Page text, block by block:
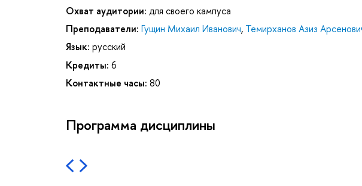
Охват аудитории: для своего кампуса
Преподаватели: Гущин Михаил Иванович, Темирханов Азиз
Язык: русский
Кредиты: 6
Контактные часы: 80
Программа дисциплины